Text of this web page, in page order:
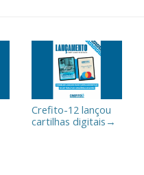
Crefito-12 lançou
cartilhas digitais →